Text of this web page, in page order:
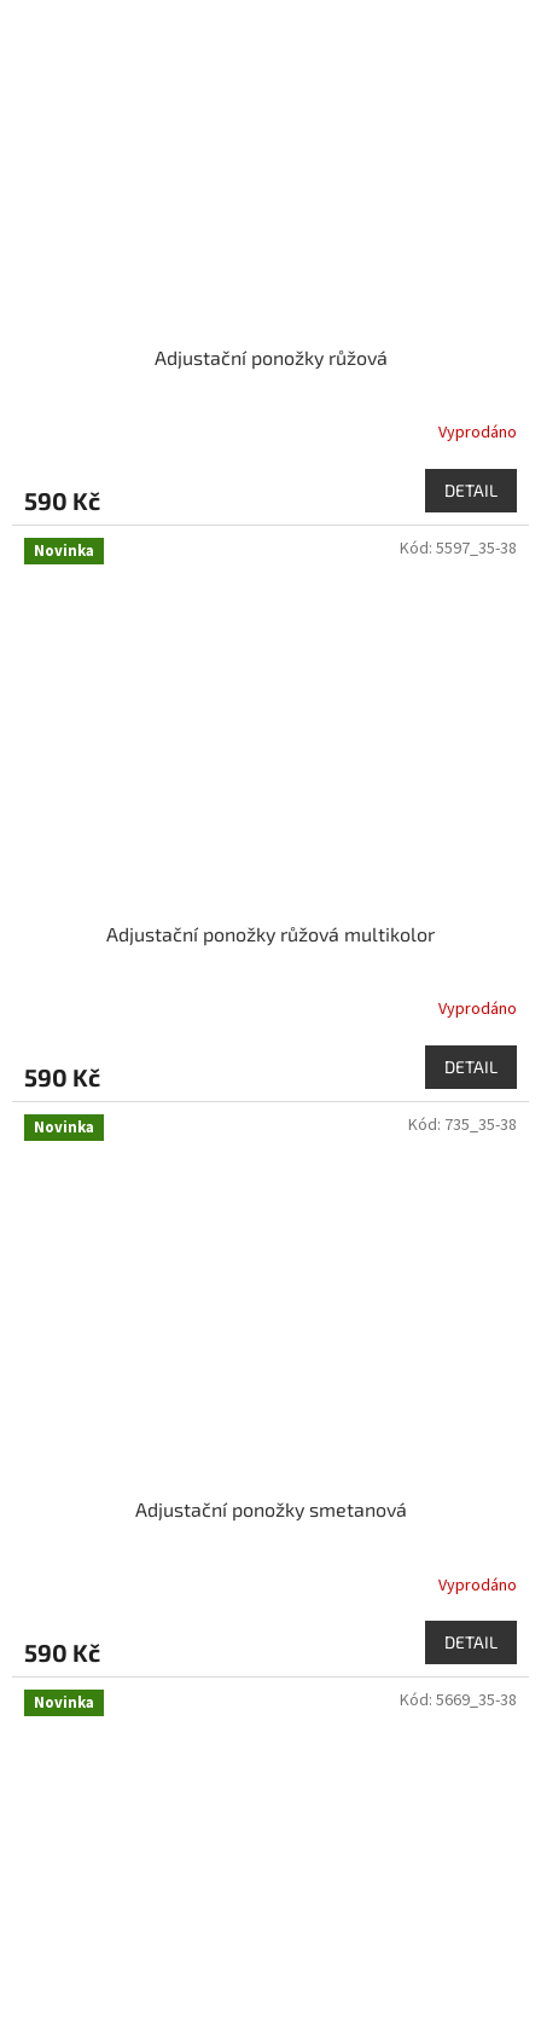
Adjustační ponožky růžová
Vyprodáno
590 Kč DETAIL
Novinka
Adjustační ponožky růžová multikolor
Vyprodáno
590 Kč DETAIL
Kód: 5597_35-38
Novinka
Adjustační ponožky smetanová
Vyprodáno
590 Kč DETAIL
Kód: 735_35-38
Novinka Kód: 5669_35-38